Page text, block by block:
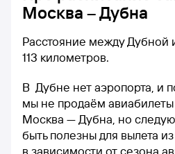
Москва – Дубна
Расстояние между Дубной
113 километров.
В Дубне нет аэропорта, и
мы не продаём
Москва — Дубна, но
быть полезны для вылета
в зависимости от сезона